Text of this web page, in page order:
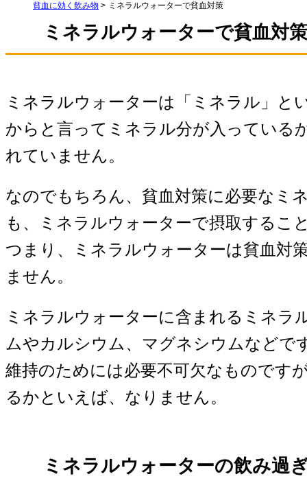
貧血に効く飲み物 > ミネラルウォーターで貧血対策
ミネラルウォーターで貧血対策
ミネラルウォーターは「ミネラル」と
からと言ってミネラル分が入っている
れていません。
なのでもちろん、貧血対策に必要なミ
も、ミネラルウォーターで摂取するこ
つまり、ミネラルウォーターは貧血対
ません。
ミネラルウォーターに含まれるミネラ
ムやカルシウム、マグネシウムなどで
維持のためには必要不可欠なものです
るかといえば、なりません。
ミネラルウォーターの飲み過